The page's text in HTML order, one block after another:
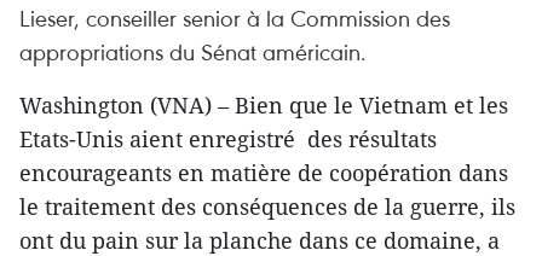
Lieser, conseiller senior à la Commission des
appropriations du Sénat américain.
Washington (VNA) – Bien que le Vietnam et les
Etats-Unis aient enregistré des résultats
encourageants en matière de coopération dans
le traitement des conséquences de la guerre, ils
ont du pain sur la planche dans ce domaine, a